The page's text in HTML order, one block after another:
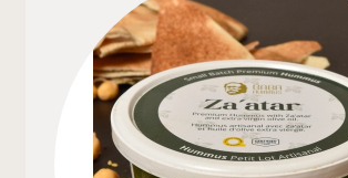
Recettes
Inspirations d'ici
Restaurants